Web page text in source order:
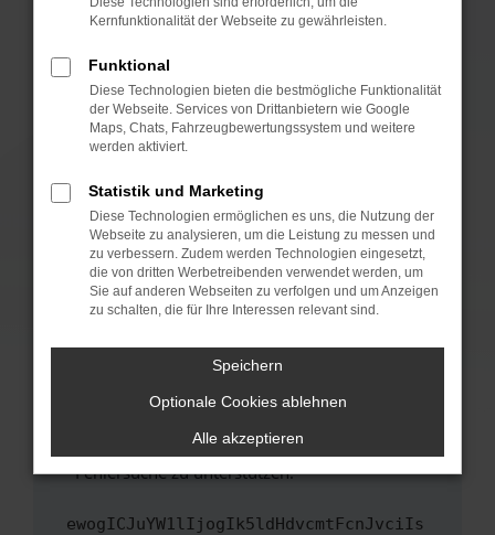
verhindern. Funktioniert die Seite in einem
anderen Browser oder in einem privaten
Fenster?
Starte dein Gerät neu.
Das kann manchmal helfen, vorübergehende
Probleme zu beheben.
Betriebssystem auf dem neuesten Stand
sind.
Veraltete Software birgt nicht nur ein
Sicherheitsrisiko, sondern kann auch dazu
führen, dass bestimmte Funktionen nicht mehr
unterstützt werden.
Wende dich an den Webseitenbetreiber.
Wenn du alle oben genannten Schritte versucht
hast, kontaktiere uns bitte. Wir werden
uns diesen Text schicken, um uns bei der
Fehlersuche zu unterstützen:
ewogICJuYW1lIjogIk5ldHdvcmtFcnJvciIs
Kernfunktionalität der Webseite zu gewährleisten.
Funktional
Diese Technologien bieten die bestmögliche Funktionalität
der Webseite. Services von Drittanbietern wie Google
Maps, Chats, Fahrzeugbewertungssystem und weitere
werden aktiviert.
Statistik und Marketing
Diese Technologien ermöglichen es uns, die Nutzung der
Webseite zu analysieren, um die Leistung zu messen und
zu verbessern. Zudem werden Technologien eingesetzt,
die von dritten Werbetreibenden verwendet werden, um
Sie auf anderen Webseiten zu verfolgen und um Anzeigen
zu schalten, die für Ihre Interessen relevant sind.
Speichern
Optionale Cookies ablehnen
Alle akzeptieren